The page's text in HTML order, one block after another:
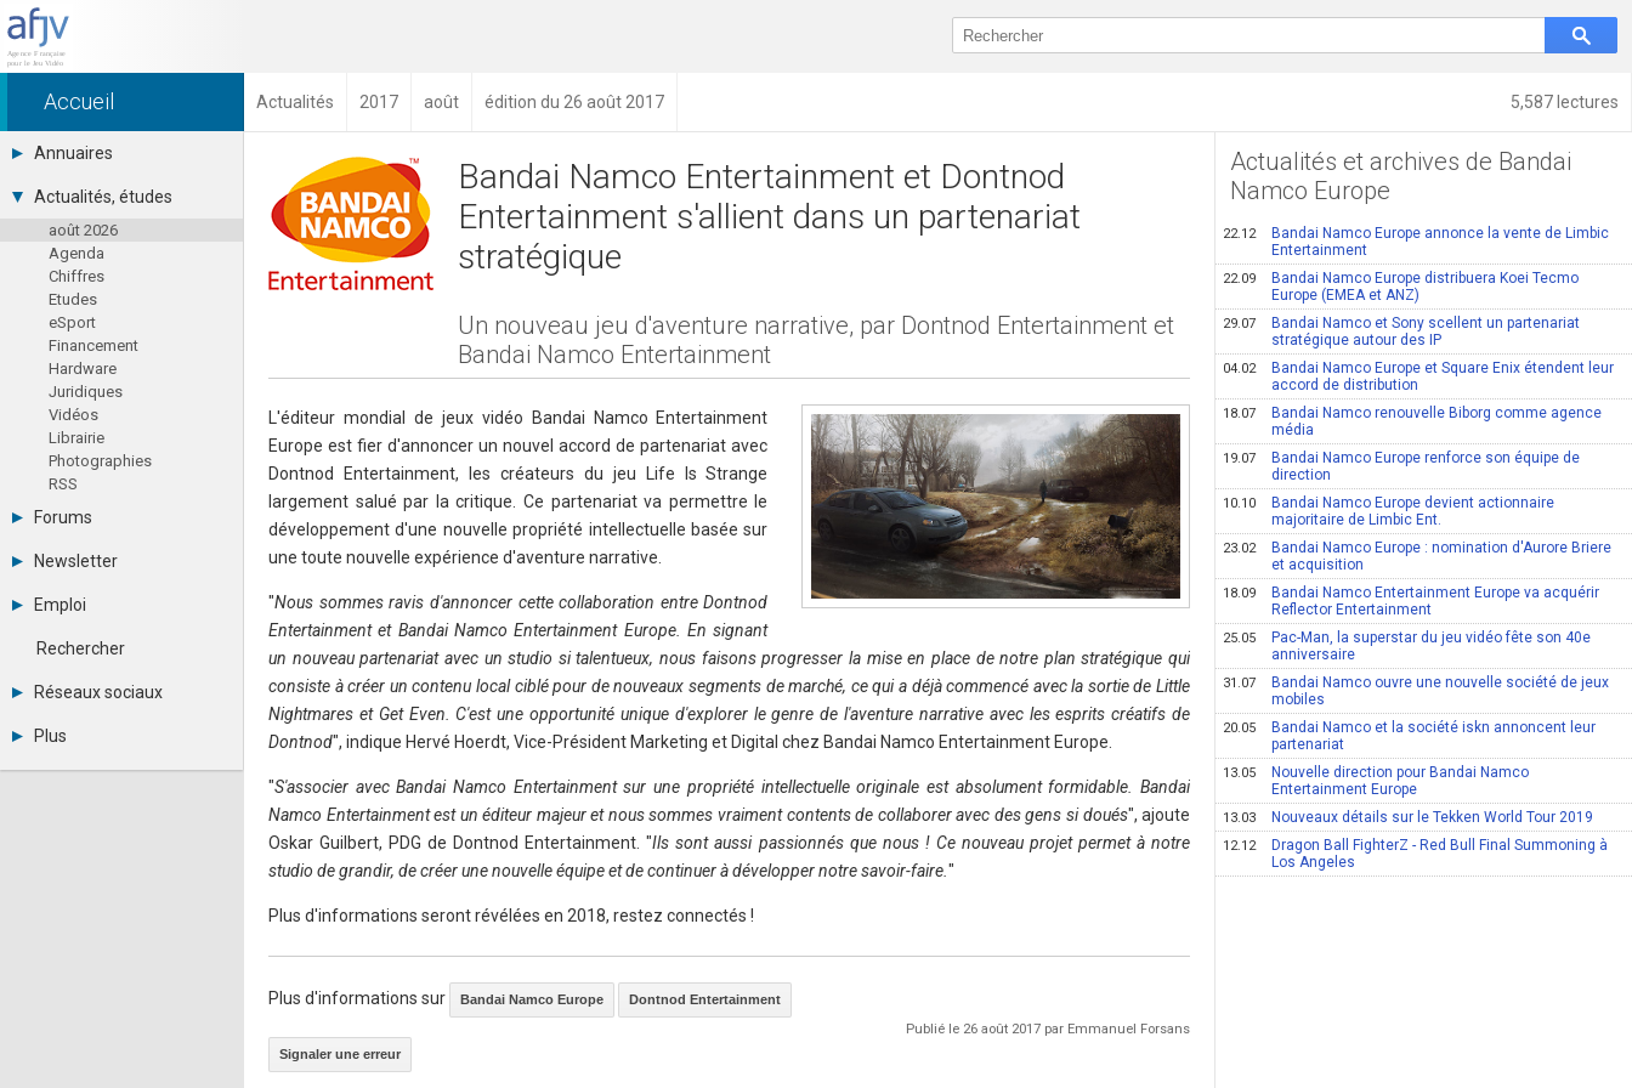
5,587 lectures
Accueil Actualités 2017 août édition du 26 août 2017
Annuaires
Toutes les sociétés (691)
Studios (418)
Editeurs (49)
Distributeurs (16)
Hard. / Accessoires (10)
Middlewares (15)
Prestataires (99)
Assoc. / Syndicats (21)
Formations / Ecoles (46)
Presse spécialisée (17)
Actualités, études
août 2026
Agenda
Chiffres
Etudes
eSport
Financement
Hardware
Juridiques
Vidéos
Librairie
Photographies
RSS
Forums
Tous les forums
Se connecter
Messages privés
Contacter un modérateur
Newsletter
Archives
Abonnement
Emploi
Consulter les annonces
Observatoire de l'emploi
Rechercher
Réseaux sociaux
LinkedIn
Plus
Annonceurs
Bandai Namco Entertainment et Dontnod
Entertainment s'allient dans un partenariat
stratégique
Un nouveau jeu d'aventure narrative, par Dontnod Entertainment et
Bandai Namco Entertainment
L'éditeur mondial de jeux vidéo Bandai Namco Entertainment
Europe est fier d'annoncer un nouvel accord de partenariat avec
Dontnod Entertainment, les créateurs du jeu Life Is Strange
largement salué par la critique. Ce partenariat va permettre le
développement d'une nouvelle propriété intellectuelle basée sur
une toute nouvelle expérience d'aventure narrative.
"Nous sommes ravis d'annoncer cette collaboration entre Dontnod
Entertainment et Bandai Namco Entertainment Europe. En signant
un nouveau partenariat avec un studio si talentueux, nous faisons progresser la mise en place de notre plan stratégique qui
consiste à créer un contenu local ciblé pour de nouveaux segments de marché, ce qui a déjà commencé avec la sortie de Little
Nightmares et Get Even. C'est une opportunité unique d'explorer le genre de l'aventure narrative avec les esprits créatifs de
Dontnod", indique Hervé Hoerdt, Vice-Président Marketing et Digital chez Bandai Namco Entertainment Europe.
"S'associer avec Bandai Namco Entertainment sur une propriété intellectuelle originale est absolument formidable. Bandai
Namco Entertainment est un éditeur majeur et nous sommes vraiment contents de collaborer avec des gens si doués", ajoute
Oskar Guilbert, PDG de Dontnod Entertainment. "Ils sont aussi passionnés que nous ! Ce nouveau projet permet à notre
studio de grandir, de créer une nouvelle équipe et de continuer à développer notre savoir-faire. "
Plus d'informations seront révélées en 2018, restez connectés !
Plus d'informations sur Bandai Namco Europe Dontnod Entertainment
Publié le 26 août 2017 par Emmanuel Forsans
Signaler une erreur
Actualités et archives de Bandai
Namco Europe
22.12
Bandai Namco Europe annonce la vente de Limbic
Entertainment
22.09
Bandai Namco Europe distribuera Koei Tecmo
Europe (EMEA et ANZ)
29.07
Bandai Namco et Sony scellent un partenariat
stratégique autour des IP
04.02
Bandai Namco Europe et Square Enix étendent leur
accord de distribution
18.07
Bandai Namco renouvelle Biborg comme agence
média
19.07
Bandai Namco Europe renforce son équipe de
direction
10.10
Bandai Namco Europe devient actionnaire
majoritaire de Limbic Ent.
23.02
Bandai Namco Europe : nomination d'Aurore Briere
et acquisition
18.09
Bandai Namco Entertainment Europe va acquérir
Reflector Entertainment
25.05
Pac-Man, la superstar du jeu vidéo fête son 40e
anniversaire
31.07
Bandai Namco ouvre une nouvelle société de jeux
mobiles
20.05
Bandai Namco et la société iskn annoncent leur
partenariat
13.05
Nouvelle direction pour Bandai Namco
Entertainment Europe
13.03 Nouveaux détails sur le Tekken World Tour 2019
12.12
Dragon Ball FighterZ - Red Bull Final Summoning à
Los Angeles